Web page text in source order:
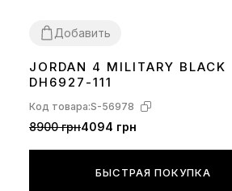
Добавить
363738394041 424344
JORDAN 4 MILITARY BLACK
DH6927-111
Код товара:S-56978
8900 грн4094 грн
БЫСТРАЯ ПОКУПКА